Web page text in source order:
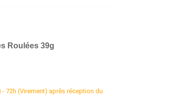
Roulées 39g
72h (Virement) après réception du